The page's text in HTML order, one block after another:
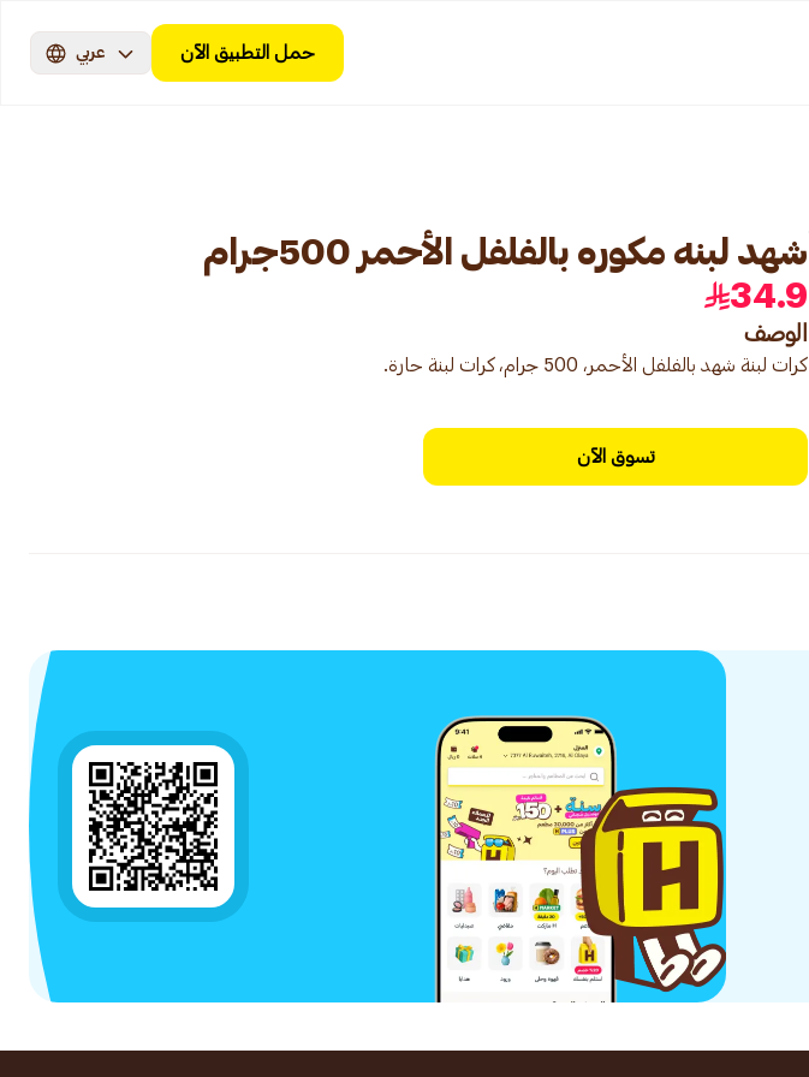
حمل التطبيق الآن عربي
شهد لبنه مكوره بالفلفل الأحمر 500جرام
34.9
الوصف
كرات لبنة شهد بالفلفل الأحمر، 500 جرام، كرات لبنة حارة.
تسوق الآن